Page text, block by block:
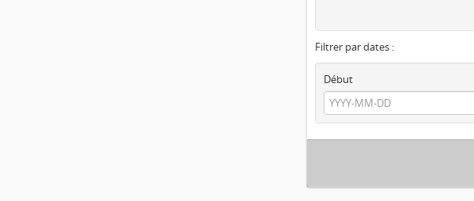
Filtrer par dates :
Début